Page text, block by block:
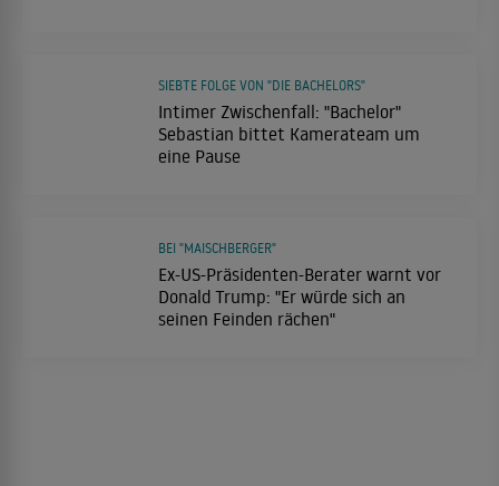
Intimer Zwischenfall: "Bachelor"
Sebastian bittet Kamerateam um
eine Pause
SIEBTE FOLGE VON "DIE BACHELORS"
Ex-US-Präsidenten-Berater warnt vor
Donald Trump: "Er würde sich an
seinen Feinden rächen"
BEI "MAISCHBERGER"